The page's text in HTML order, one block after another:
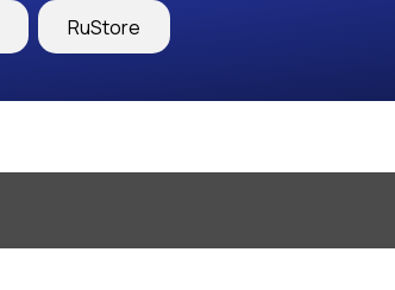
RuStore